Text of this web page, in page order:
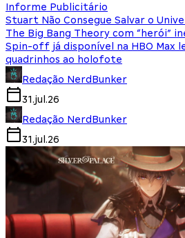
Informe Publicitário
Stuart Não Consegue Salvar o
The Big Bang Theory com “herói”
Spin-off já disponível na HBO Max
quadrinhos ao holofote
Redação NerdBunker
31.jul.26
Redação NerdBunker
31.jul.26